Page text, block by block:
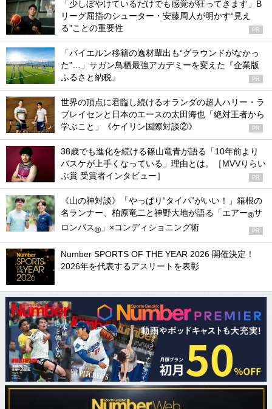
「少しぼやけているだけでも感覚が狂ってきます」B
リーグ屈指のシューター・安藤周人が明かす“見え
る”ことの重要性
PR
「バイエルン移籍の逸材輩出も“グラウンドがなかっ
た”…」サガン鳥栖最強アカデミーを変えた『企業版
ふるさと納税』
PR
世界の頂点に君臨し続けるオランダの超人ハリー・ラ
ブレイセンと日本のエースの太田海也「絶対王者から
学ぶこと」《ケイリン国際対談②》
PR
38歳でも進化を続ける篠山竜青が語る「10年前より
バスケが上手くなっている」理由とは。［MVVりらい
ぶ賞 受賞者インタビュー］
PR
《山の神対談》「やっぱり“タイパ”がいい！」箱根の
名ランナー、柏原竜二と神野大地が語る「エアー®サ
ロンパス® 」×コンディショニング術 PR
Number SPORTS OF THE YEAR 2026 開催決定！
2026年を代表するアスリートを表彰